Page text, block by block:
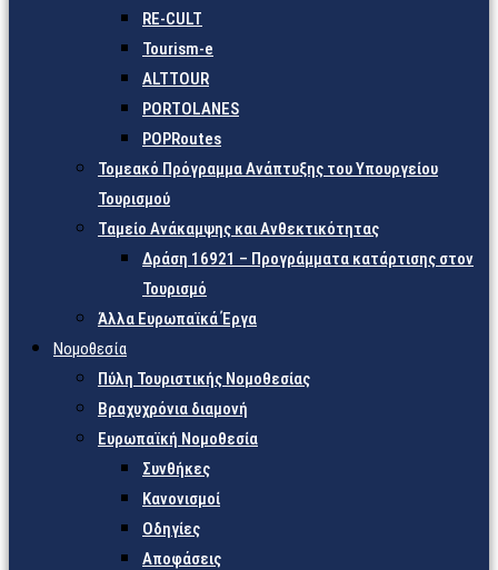
RE-CULT
Tourism-e
ALTTOUR
PORTOLANES
POPRoutes
Τομεακό Πρόγραμμα Ανάπτυξης του Υπουργείου
Τουρισμού
Ταμείο Ανάκαμψης και Ανθεκτικότητας
Δράση 16921 – Προγράμματα κατάρτισης στον
Τουρισμό
Άλλα Ευρωπαϊκά Έργα
Νομοθεσία
Πύλη Τουριστικής Νομοθεσίας
Βραχυχρόνια διαμονή
Ευρωπαϊκή Νομοθεσία
Συνθήκες
Κανονισμοί
Οδηγίες
Αποφάσεις